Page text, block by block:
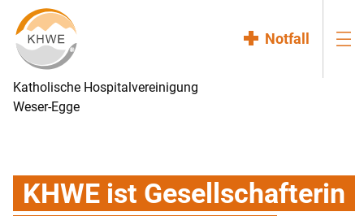
Katholische Hospitalvereinigung
Weser-Egge
Notfall
KHWE ist Gesellschafterin